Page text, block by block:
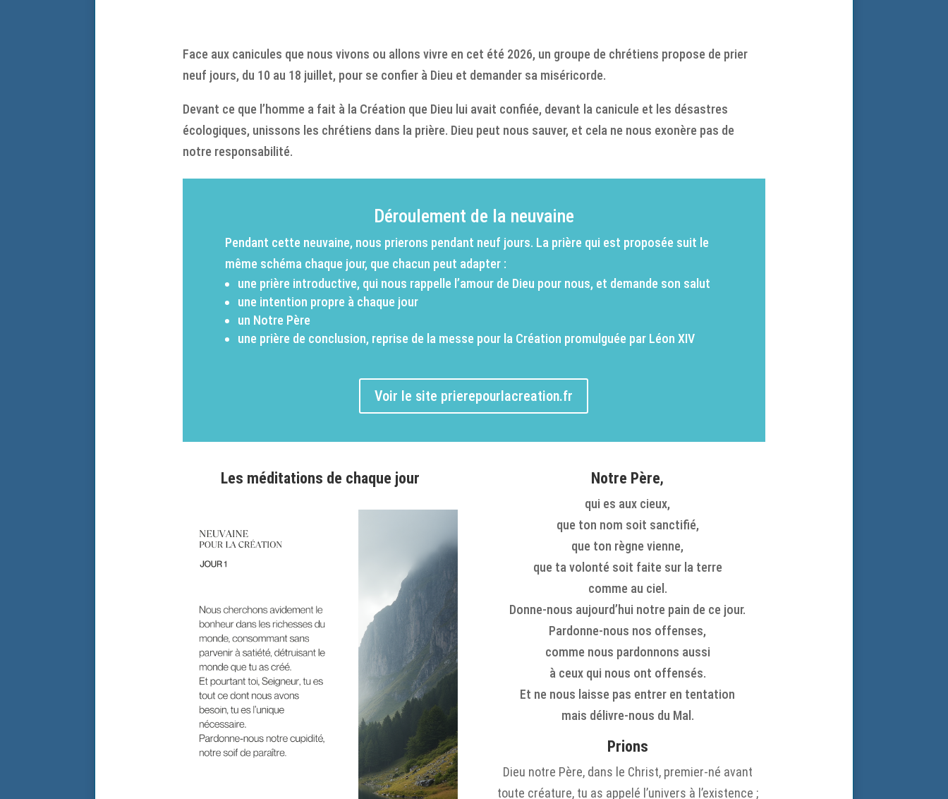
Face aux canicules que nous vivons ou allons vivre en cet été 2026, un groupe de chrétiens propose de prier
neuf jours, du 10 au 18 juillet, pour se confier à Dieu et demander sa miséricorde.
Devant ce que l’homme a fait à la Création que Dieu lui avait confiée, devant la canicule et les désastres
écologiques, unissons les chrétiens dans la prière. Dieu peut nous sauver, et cela ne nous exonère pas de
notre responsabilité.
Déroulement de la neuvaine
Pendant cette neuvaine, nous prierons pendant neuf jours. La prière qui est proposée suit le
même schéma chaque jour, que chacun peut adapter :
une prière introductive, qui nous rappelle l’amour de Dieu pour nous, et demande son salut
une intention propre à chaque jour
un Notre Père
une prière de conclusion, reprise de la messe pour la Création promulguée par Léon XIV
Voir le site prierepourlacreation.fr
Les méditations de chaque jour Notre Père,
qui es aux cieux,
que ton nom soit sanctifié,
que ton règne vienne,
que ta volonté soit faite sur la terre
comme au ciel.
Donne-nous aujourd’hui notre pain de ce jour.
Pardonne-nous nos offenses,
comme nous pardonnons aussi
à ceux qui nous ont offensés.
Et ne nous laisse pas entrer en tentation
mais délivre-nous du Mal.
Prions
Dieu notre Père, dans le Christ, premier-né avant
toute créature, tu as appelé l’univers à l’existence ;